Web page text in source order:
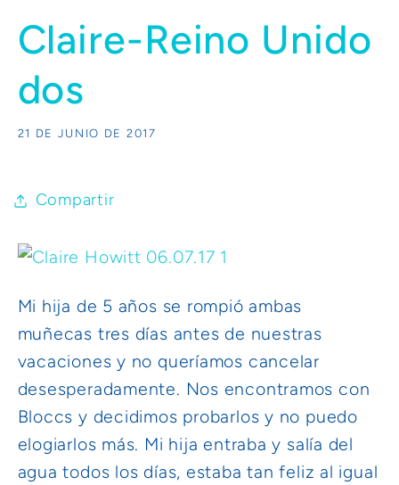
Claire-Reino Unido
dos
21 DE JUNIO DE 2017
Compartir
Mi hija de 5 años se rompió ambas
muñecas tres días antes de nuestras
vacaciones y no queríamos cancelar
desesperadamente. Nos encontramos con
Bloccs y decidimos probarlos y no puedo
elogiarlos más. Mi hija entraba y salía del
agua todos los días, estaba tan feliz al igual